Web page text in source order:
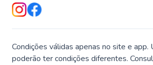
Condições válidas apenas no site e app.
poderão ter condições diferentes.